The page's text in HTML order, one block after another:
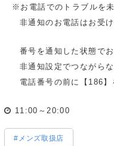
※お電話でのトラブルを未
非通知のお電話はお受
番号を通知した状態で
非通知設定でつながらな
電話番号の前に【186
11:00～20:00
#メンズ取扱店